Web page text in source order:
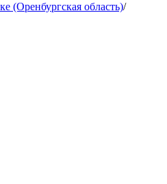
(Оренбургская область)/